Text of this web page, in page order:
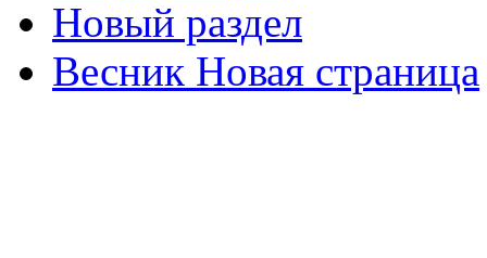
Новый раздел
Весник Новая страница